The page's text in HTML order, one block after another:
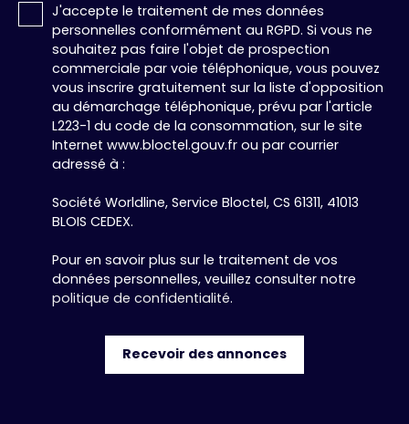
J'accepte le traitement de mes données
personnelles conformément au RGPD. Si vous ne
souhaitez pas faire l'objet de prospection
commerciale par voie téléphonique, vous pouvez
vous inscrire gratuitement sur la liste d'opposition
au démarchage téléphonique, prévu par l'article
L223-1 du code de la consommation, sur le site
Internet www.bloctel.gouv.fr ou par courrier
adressé à :
Société Worldline, Service Bloctel, CS 61311, 41013
BLOIS CEDEX.
Pour en savoir plus sur le traitement de vos
données personnelles, veuillez consulter notre
politique de confidentialité.
Recevoir des annonces